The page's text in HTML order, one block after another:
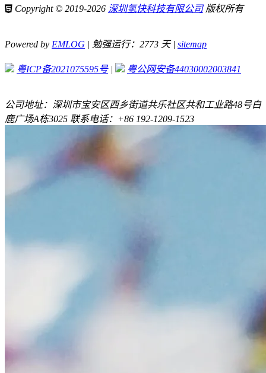
Copyright © 2019-2026 深圳氢快科技有限公司版权所有
Powered by EMLOG | 勉强运行：2773 天 | sitemap
粤ICP备2021075595号| 粤公网安备44030002003841
公司地址：深圳市宝安区西乡街道共乐社区共和工业路48号白
鹿广场A栋3025 联系电话：+86 192-1209-1523